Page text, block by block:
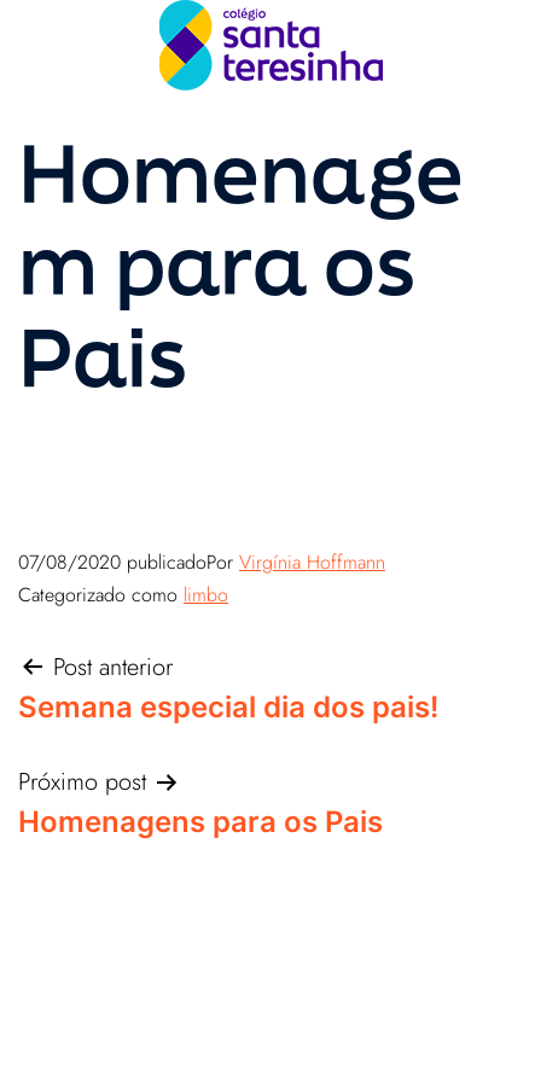
Homenage
m para os
Pais
07/08/2020 publicadoPor Virgínia Hoffmann
Categorizado como limbo
Post anterior
Semana especial dia dos pais!
Próximo post
Homenagens para os Pais